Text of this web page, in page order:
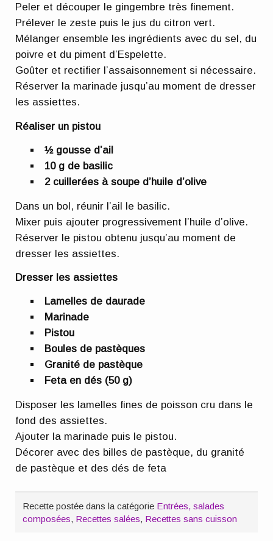
Peler et découper le gingembre très finement.
Prélever le zeste puis le jus du citron vert.
Mélanger ensemble les ingrédients avec du sel, du
poivre et du piment d’Espelette.
Goûter et rectifier l’assaisonnement si nécessaire.
Réserver la marinade jusqu’au moment de dresser
les assiettes.
Réaliser un pistou
½ gousse d’ail
10 g de basilic
2 cuillerées à soupe d’huile d’olive
Dans un bol, réunir l’ail le basilic.
Mixer puis ajouter progressivement l’huile d’olive.
Réserver le pistou obtenu jusqu’au moment de
dresser les assiettes.
Dresser les assiettes
Lamelles de daurade
Marinade
Pistou
Boules de pastèques
Granité de pastèque
Feta en dés (50 g)
Disposer les lamelles fines de poisson cru dans le
fond des assiettes.
Ajouter la marinade puis le pistou.
Décorer avec des billes de pastèque, du granité
de pastèque et des dés de feta
Recette postée dans la catégorie Entrées, salades
composées, Recettes salées, Recettes sans cuisson